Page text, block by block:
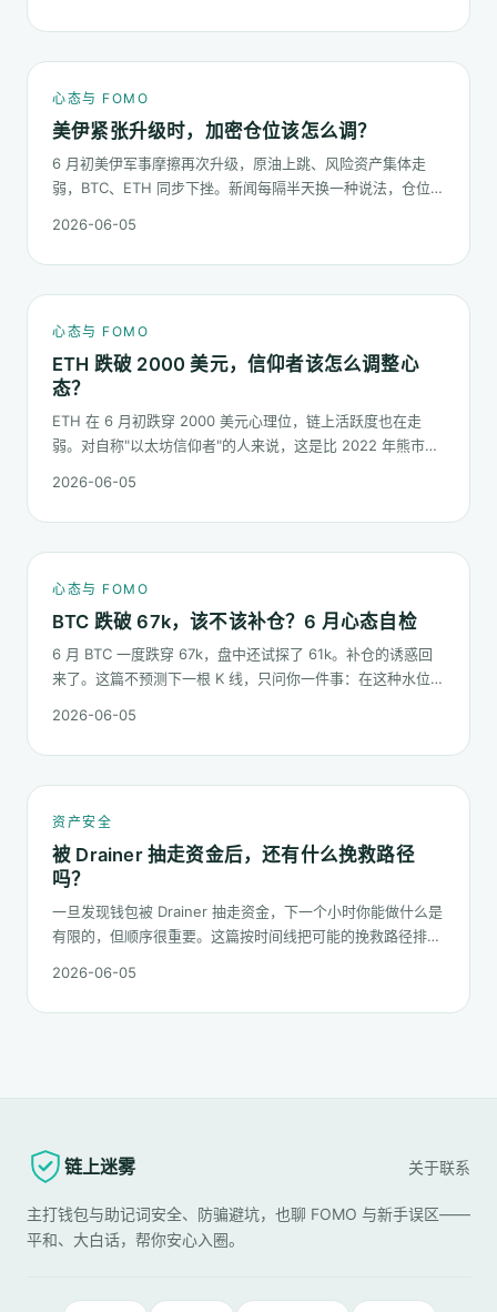
心态与 FOMO
美伊紧张升级时，加密仓位该怎么调？
6 月初美伊军事摩擦再次升级，原油上跳、风险资产集体走
弱，BTC、ETH 同步下挫。新闻每隔半天换一种说法，仓位却
2026-06-05
心态与 FOMO
ETH 跌破 2000 美元，信仰者该怎么调整心
态？
ETH 在 6 月初跌穿 2000 美元心理位，链上活跃度也在走
弱。对自称"以太坊信仰者"的人来说，这是比 2022 年熊市更
2026-06-05
心态与 FOMO
BTC 跌破 67k，该不该补仓？6 月心态自检
6 月 BTC 一度跌穿 67k，盘中还试探了 61k。补仓的诱惑回
来了。这篇不预测下一根 K 线，只问你一件事：在这种水位面
2026-06-05
资产安全
被 Drainer 抽走资金后，还有什么挽救路径
吗？
一旦发现钱包被 Drainer 抽走资金，下一个小时你能做什么是
有限的，但顺序很重要。这篇按时间线把可能的挽救路径排一
2026-06-05
链上迷雾 关于联系
主打钱包与助记词安全、防骗避坑，也聊 FOMO 与新手误区——
平和、大白话，帮你安心入圈。